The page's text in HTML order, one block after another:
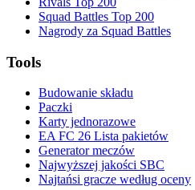
Squad Battles Top 200
Nagrody za Squad Battles
Tools
Budowanie składu
Paczki
Karty jednorazowe
EA FC 26 Lista pakietów
Generator meczów
Najwyższej jakości SBC
Najtańsi gracze według oceny